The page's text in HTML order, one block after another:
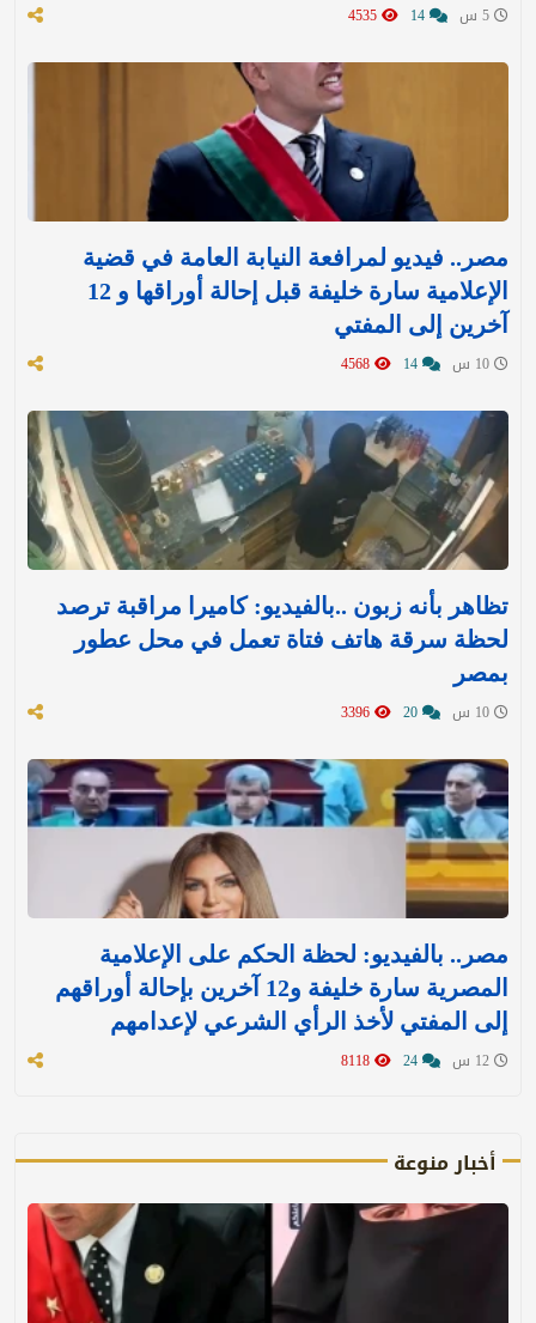
مصر.. فيديو لمرافعة النيابة العامة في قضية
الإعلامية سارة خليفة قبل إحالة أوراقها و 12
آخرين إلى المفتي
تظاهر بأنه زبون ..بالفيديو: كاميرا مراقبة ترصد
لحظة سرقة هاتف فتاة تعمل في محل عطور
بمصر
مصر.. بالفيديو: لحظة الحكم على الإعلامية
المصرية سارة خليفة و12 آخرين بإحالة أوراقهم
إلى المفتي لأخذ الرأي الشرعي لإعدامهم
أخبار منوعة